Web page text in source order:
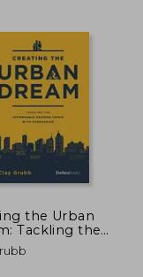
45%
dcto.
the Urban
Tackling the
Housing